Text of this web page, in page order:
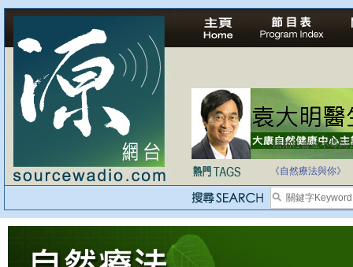
法治社會並不等同
《自然療法與你》